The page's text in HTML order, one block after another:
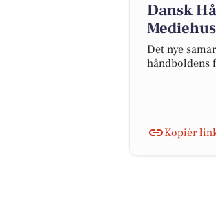
Dansk
Mediehus
Det nye
håndboldens
Kopiér